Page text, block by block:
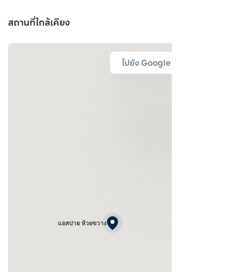
สถานที่ใกล้เคียง
ไปยัง Google Map
แอสปาย ห้วยขวาง